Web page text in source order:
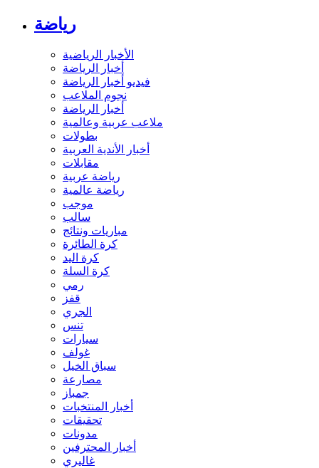
رياضة
الأخبار الرياضية
أخبار الرياضة
فيديو أخبار الرياضة
نجوم الملاعب
أخبار الرياضة
ملاعب عربية وعالمية
بطولات
أخبار الأندية العربية
مقابلات
رياضة عربية
رياضة عالمية
موجب
سالب
مباريات ونتائج
كرة الطائرة
كرة اليد
كرة السلة
رمي
قفز
الجري
تنس
سيارات
غولف
سباق الخيل
مصارعة
جمباز
أخبار المنتخبات
تحقيقات
مدونات
أخبار المحترفين
غاليري